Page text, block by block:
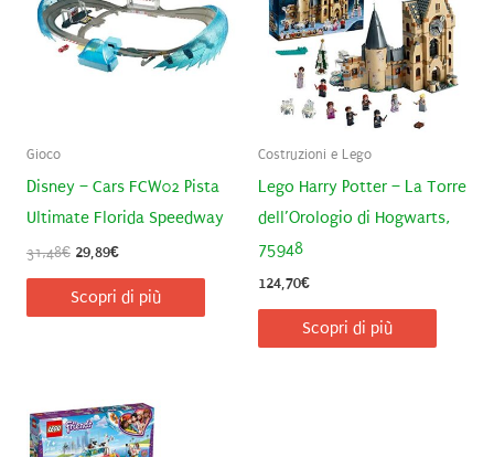
Gioco
Disney – Cars FCW02 Pista
Ultimate Florida Speedway
31,48€ Il
originale
29,89€Il
attuale
Scopri di più
Costruzioni e Lego
Lego Harry Potter – La Torre
dell’Orologio di Hogwarts,
75948
124,70€
Scopri di più